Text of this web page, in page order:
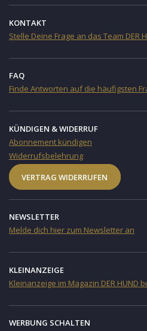
KONTAKT
Stelle Deine Frage an das Team DER
FAQ
Finde Antworten auf die häufigsten
KÜNDIGEN & WIDERRUF
Abonnement kündigen
Widerrufsbelehrung
VERTRAG WIDERRUFEN
NEWSLETTER
Melde dich hier zum Newsletter an
KLEINANZEIGE
Kleinanzeige im Magazin DER HUND
WERBUNG SCHALTEN